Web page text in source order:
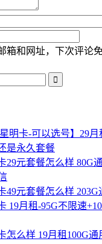
箱和网址，下次评论
星明卡-可以选号】29
是永久套餐
29元套餐怎么样 80G
49元套餐怎么样 203G
19月租-95G不限速
怎么样 19月租100G